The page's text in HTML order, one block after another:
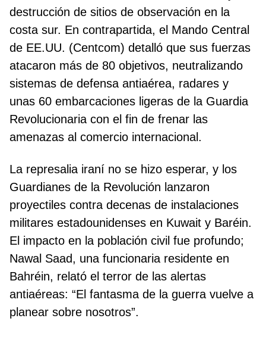
destrucción de sitios de observación en la
costa sur. En contrapartida, el Mando Central
de EE.UU. (Centcom) detalló que sus fuerzas
atacaron más de 80 objetivos, neutralizando
sistemas de defensa antiaérea, radares y
unas 60 embarcaciones ligeras de la Guardia
Revolucionaria con el fin de frenar las
amenazas al comercio internacional.
La represalia iraní no se hizo esperar, y los
Guardianes de la Revolución lanzaron
proyectiles contra decenas de instalaciones
militares estadounidenses en Kuwait y Baréin.
El impacto en la población civil fue profundo;
Nawal Saad, una funcionaria residente en
Bahréin, relató el terror de las alertas
antiaéreas: “El fantasma de la guerra vuelve a
planear sobre nosotros”.